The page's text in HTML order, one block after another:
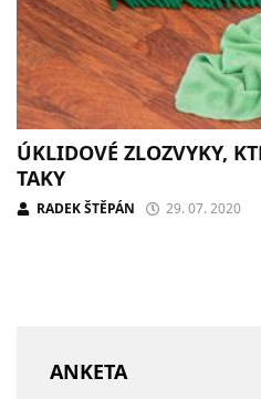
ÚKLIDOVÉ ZLOZVYKY,
TAKY
RADEK ŠTĚPÁN 29. 07. 2020
ANKETA